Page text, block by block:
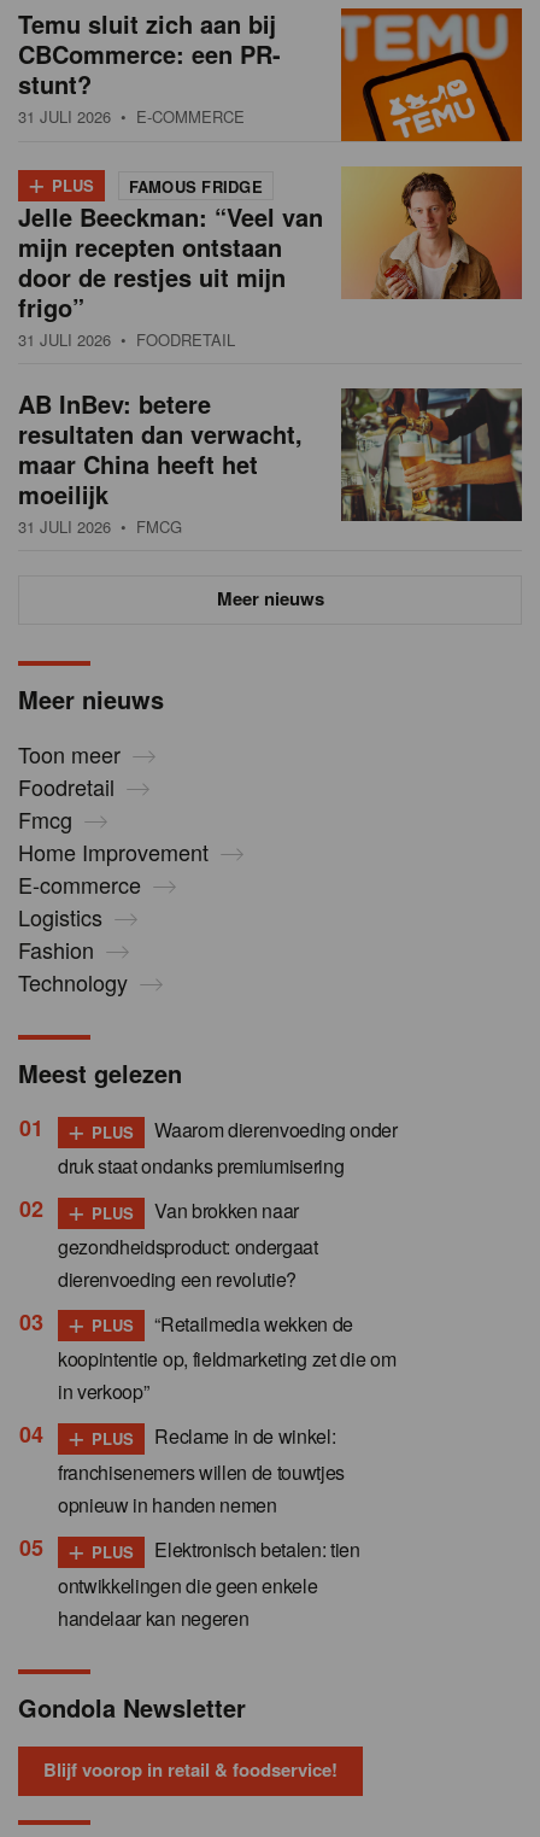
Meer nieuws
Toon meer
Foodretail
Fmcg
Home Improvement
E-commerce
Logistics
Fashion
Technology
Temu sluit zich aan bij
CBCommerce: een PR-
stunt?
31 JULI 2026 • E-COMMERCE
+ PLUS FAMOUS FRIDGE
Jelle Beeckman: “Veel van
mijn recepten ontstaan
door de restjes uit mijn
frigo”
31 JULI 2026 • FOODRETAIL
AB InBev: betere
resultaten dan verwacht,
maar China heeft het
moeilijk
31 JULI 2026 • FMCG
Meer nieuws
Meest gelezen
+ PLUS
Waarom dierenvoeding onder
druk staat ondanks premiumisering
+ PLUS
Van brokken naar
gezondheidsproduct: ondergaat
dierenvoeding een revolutie?
+ PLUS
“Retailmedia wekken de
koopintentie op, fieldmarketing zet die om
in verkoop”
+ PLUS
Reclame in de winkel:
franchisenemers willen de touwtjes
opnieuw in handen nemen
+ PLUS
Elektronisch betalen: tien
ontwikkelingen die geen enkele
handelaar kan negeren
Gondola Newsletter
Blijf voorop in retail & foodservice!